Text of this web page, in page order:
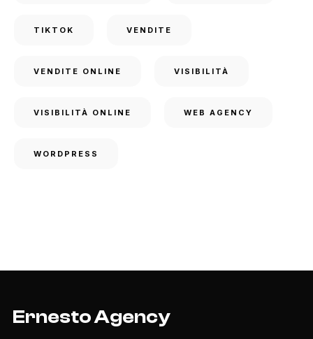
TIKTOK VENDITE
VENDITE ONLINE VISIBILITÀ
VISIBILITÀ ONLINE WEB AGENCY
WORDPRESS
Ernesto Agency